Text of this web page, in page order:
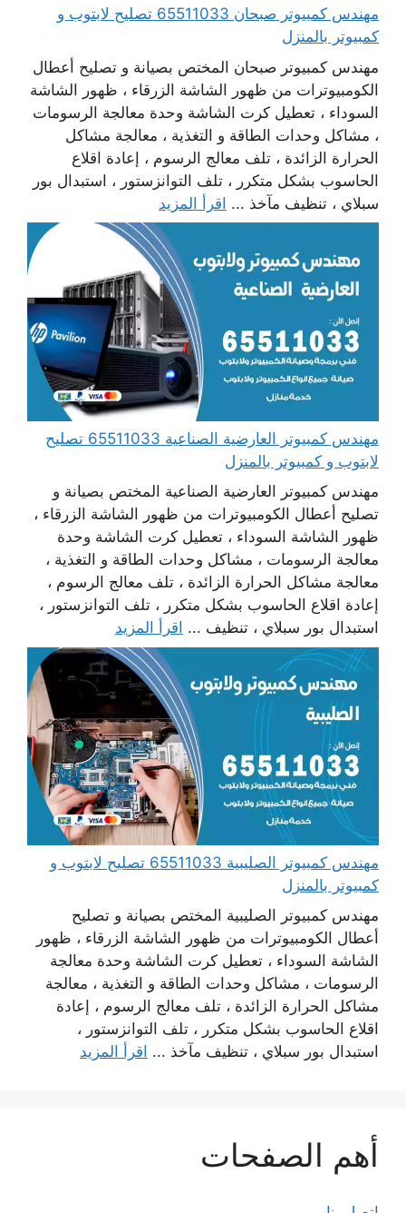
مهندس كمبيوتر صبحان 65511033 تصليح لابتوب و
كمبيوتر بالمنزل
مهندس كمبيوتر صبحان المختص بصيانة و تصليح أعطال
الكومبيوترات من ظهور الشاشة الزرقاء ، ظهور الشاشة
السوداء ، تعطيل كرت الشاشة وحدة معالجة الرسومات
، مشاكل وحدات الطاقة و التغذية ، معالجة مشاكل
الحرارة الزائدة ، تلف معالج الرسوم ، إعادة اقلاع
الحاسوب بشكل متكرر ، تلف التوانزستور ، استبدال بور
سبلاي ، تنظيف مآخذ ... اقرأ المزيد
مهندس كمبيوتر العارضية الصناعية 65511033 تصليح
لابتوب و كمبيوتر بالمنزل
مهندس كمبيوتر العارضية الصناعية المختص بصيانة و
تصليح أعطال الكومبيوترات من ظهور الشاشة الزرقاء ،
ظهور الشاشة السوداء ، تعطيل كرت الشاشة وحدة
معالجة الرسومات ، مشاكل وحدات الطاقة و التغذية ،
معالجة مشاكل الحرارة الزائدة ، تلف معالج الرسوم ،
إعادة اقلاع الحاسوب بشكل متكرر ، تلف التوانزستور ،
استبدال بور سبلاي ، تنظيف ... اقرأ المزيد
مهندس كمبيوتر الصليبية 65511033 تصليح لابتوب و
كمبيوتر بالمنزل
مهندس كمبيوتر الصليبية المختص بصيانة و تصليح
أعطال الكومبيوترات من ظهور الشاشة الزرقاء ، ظهور
الشاشة السوداء ، تعطيل كرت الشاشة وحدة معالجة
الرسومات ، مشاكل وحدات الطاقة و التغذية ، معالجة
مشاكل الحرارة الزائدة ، تلف معالج الرسوم ، إعادة
اقلاع الحاسوب بشكل متكرر ، تلف التوانزستور ،
استبدال بور سبلاي ، تنظيف مآخذ ... اقرأ المزيد
أهم الصفحات